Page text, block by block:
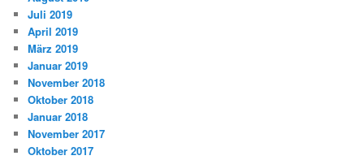
Juli 2019
April 2019
März 2019
Januar 2019
November 2018
Oktober 2018
Januar 2018
November 2017
Oktober 2017